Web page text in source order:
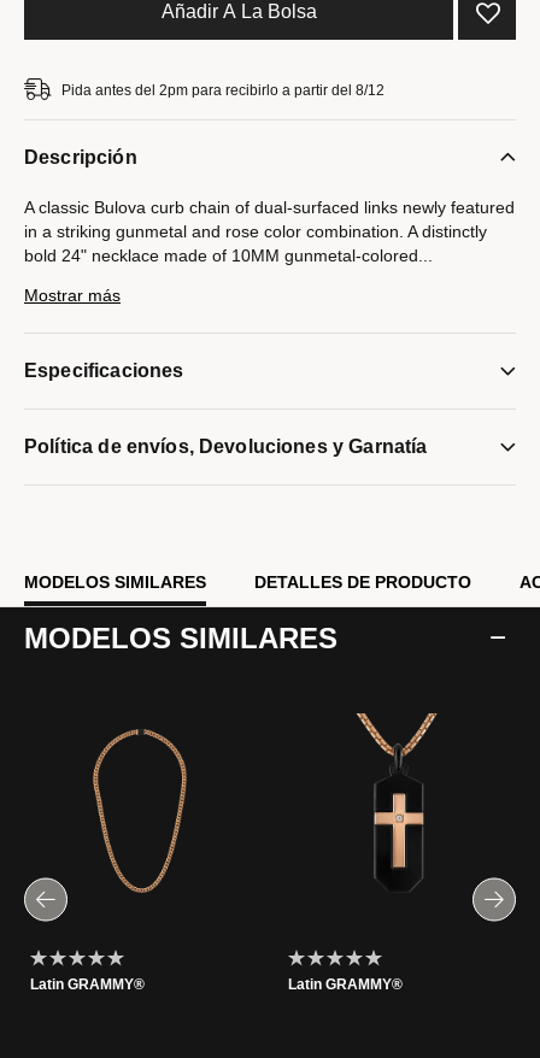
Añadir A La Bolsa
Pida antes del 2pm para recibirlo a partir del 8/12
Descripción
A classic Bulova curb chain of dual-surfaced links newly featured
in a striking gunmetal and rose color combination. A distinctly
bold 24" necklace made of 10MM gunmetal-colored
Rose-tone, custom-designed clasp with tongue in the shape of
Mostrar más
Especificaciones
Política de envíos, Devoluciones y Garnatía
MODELOS SIMILARES DETALLES DE PRODUCTO
MODELOS SIMILARES
Latin GRAMMY® Latin GRAMMY®